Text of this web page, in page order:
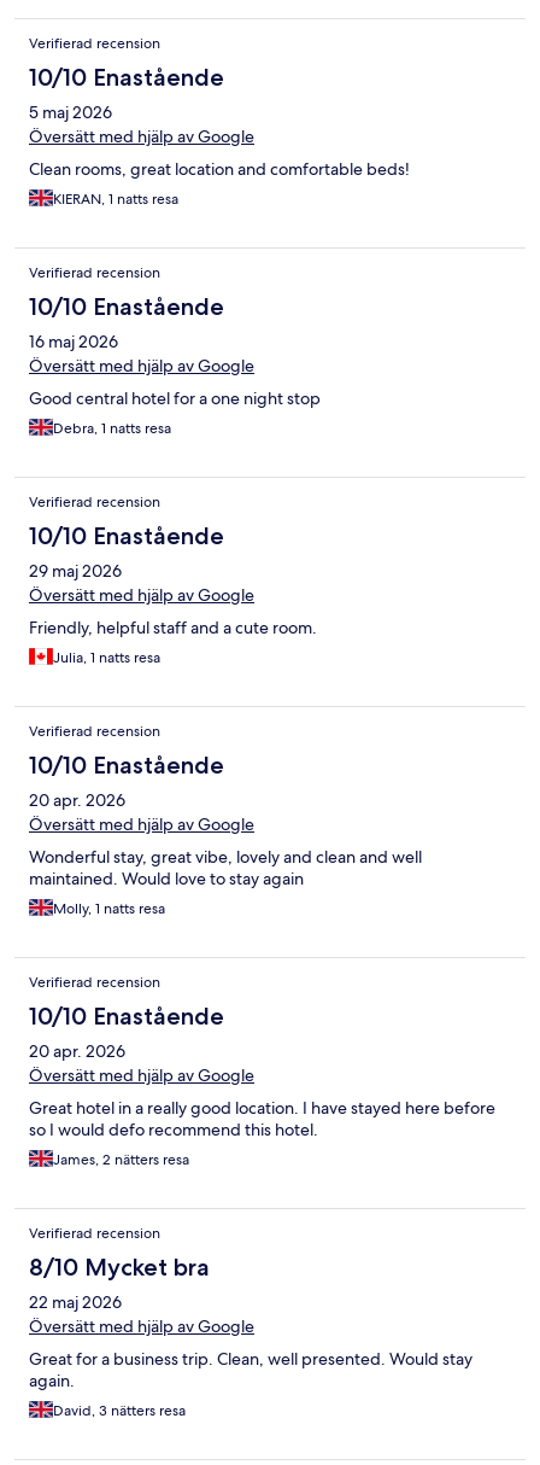
Verifierad recension
10/10 Enastående
5 maj 2026
Översätt med hjälp av Google
Clean rooms, great location and comfortable beds!
KIERAN, 1 natts resa
Verifierad recension
10/10 Enastående
16 maj 2026
Översätt med hjälp av Google
Good central hotel for a one night stop
Debra, 1 natts resa
Verifierad recension
10/10 Enastående
29 maj 2026
Översätt med hjälp av Google
Friendly, helpful staff and a cute room.
Julia, 1 natts resa
Verifierad recension
10/10 Enastående
20 apr. 2026
Översätt med hjälp av Google
Wonderful stay, great vibe, lovely and clean and well
maintained. Would love to stay again
Molly, 1 natts resa
Verifierad recension
10/10 Enastående
20 apr. 2026
Översätt med hjälp av Google
Great hotel in a really good location. I have stayed here before
so I would defo recommend this hotel.
James, 2 nätters resa
Verifierad recension
8/10 Mycket bra
22 maj 2026
Översätt med hjälp av Google
Great for a business trip. Clean, well presented. Would stay
again.
David, 3 nätters resa